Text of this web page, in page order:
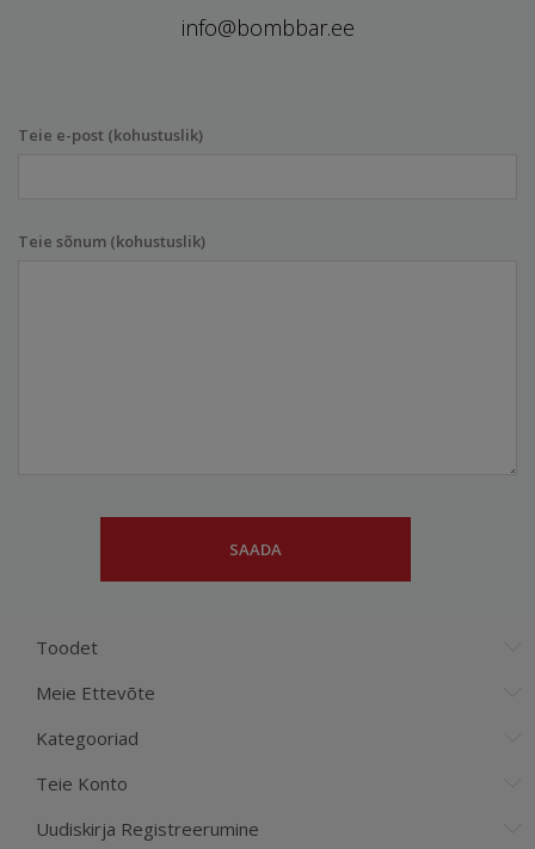
info@bombbar.ee
Teie e-post (kohustuslik)
Teie sõnum (kohustuslik)
Toodet
Meie Ettevõte
Kategooriad
Teie Konto
Uudiskirja Registreerumine